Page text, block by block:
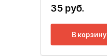
35 руб.
В корзину